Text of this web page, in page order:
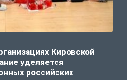
Кировской
уделяется
российских